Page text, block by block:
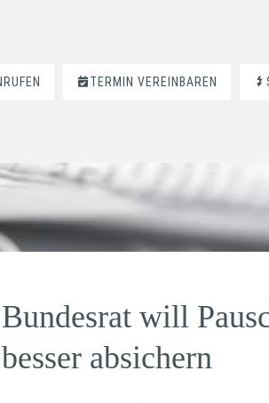
TERMIN VEREINBAREN
Bundesrat will
besser absichern